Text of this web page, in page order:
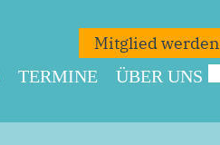
Mitglied werden
TERMINE ÜBER UNS